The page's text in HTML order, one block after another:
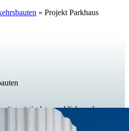
» Projekt Parkhaus
puris­tischer, sachlicher, aber
6 verschiedenen